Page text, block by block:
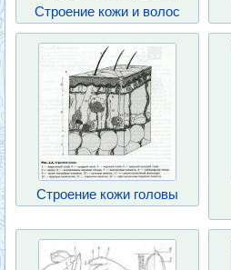
Строение кожи и волос
Строение кожи головы